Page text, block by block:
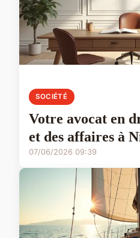
SOCIÉTÉ
Votre avocat en
et des affaires à
07/06/2026 09:39